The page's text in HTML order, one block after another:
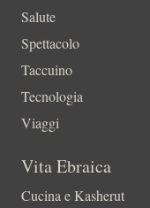
Salute
Spettacolo
Taccuino
Tecnologia
Viaggi
Vita Ebraica
Cucina e Kasherut